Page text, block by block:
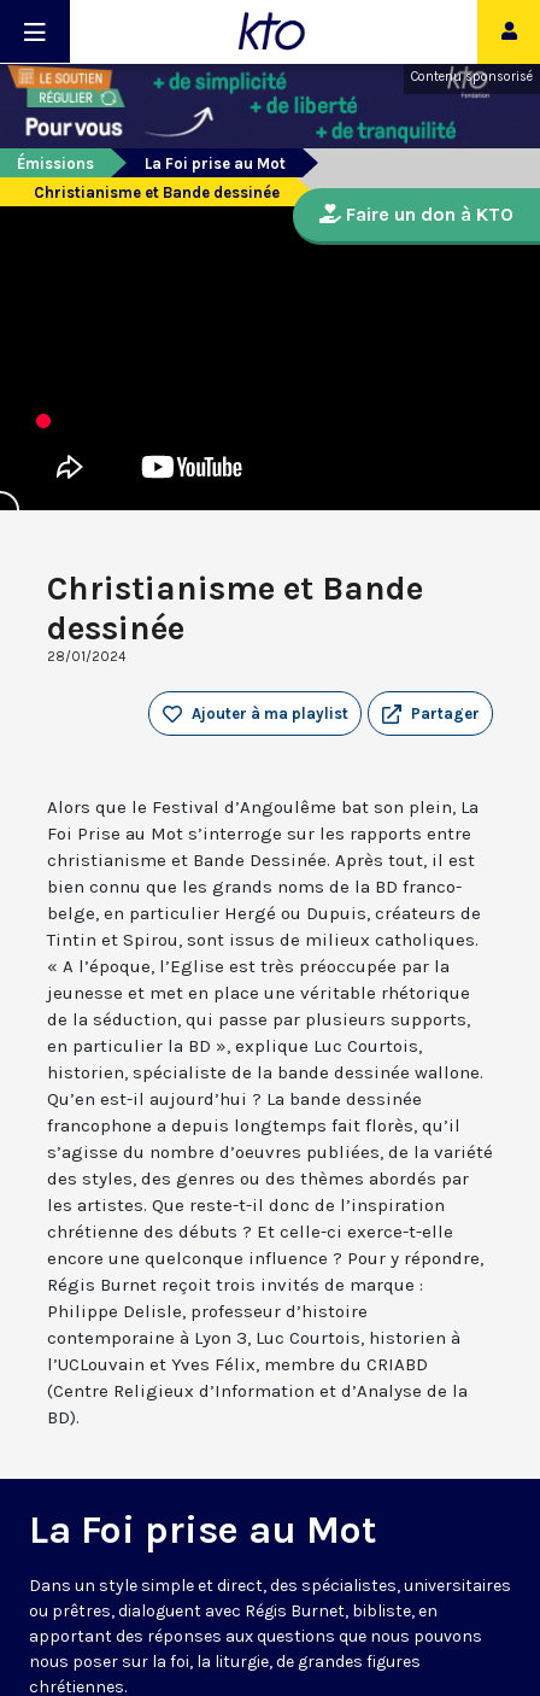
Contenu sponsorisé
Émissions
La Foi prise au Mot
Christianisme et Bande dessinée
Christianisme et Bande
dessinée
28/01/2024
Partager
Ajouter à ma playlist
Alors que le Festival d’Angoulême bat son plein, La
Foi Prise au Mot s’interroge sur les rapports entre
christianisme et Bande Dessinée. Après tout, il est
bien connu que les grands noms de la BD franco-
belge, en particulier Hergé ou Dupuis, créateurs de
Tintin et Spirou, sont issus de milieux catholiques.
« A l’époque, l’Eglise est très préoccupée par la
jeunesse et met en place une véritable rhétorique
de la séduction, qui passe par plusieurs supports,
en particulier la BD », explique Luc Courtois,
historien, spécialiste de la bande dessinée wallone.
Qu’en est-il aujourd’hui ? La bande dessinée
francophone a depuis longtemps fait florès, qu’il
s’agisse du nombre d’oeuvres publiées, de la variété
des styles, des genres ou des thèmes abordés par
les artistes. Que reste-t-il donc de l’inspiration
chrétienne des débuts ? Et celle-ci exerce-t-elle
encore une quelconque influence ? Pour y répondre,
Régis Burnet reçoit trois invités de marque :
Philippe Delisle, professeur d’histoire
contemporaine à Lyon 3, Luc Courtois, historien à
l’UCLouvain et Yves Félix, membre du CRIABD
(Centre Religieux d’Information et d’Analyse de la
BD).
La Foi prise au Mot
Dans un style simple et direct, des spécialistes, universitaires
ou prêtres, dialoguent avec Régis Burnet, bibliste, en
apportant des réponses aux questions que nous pouvons
nous poser sur la foi, la liturgie, de grandes figures
chrétiennes.
Faire un don à KTO